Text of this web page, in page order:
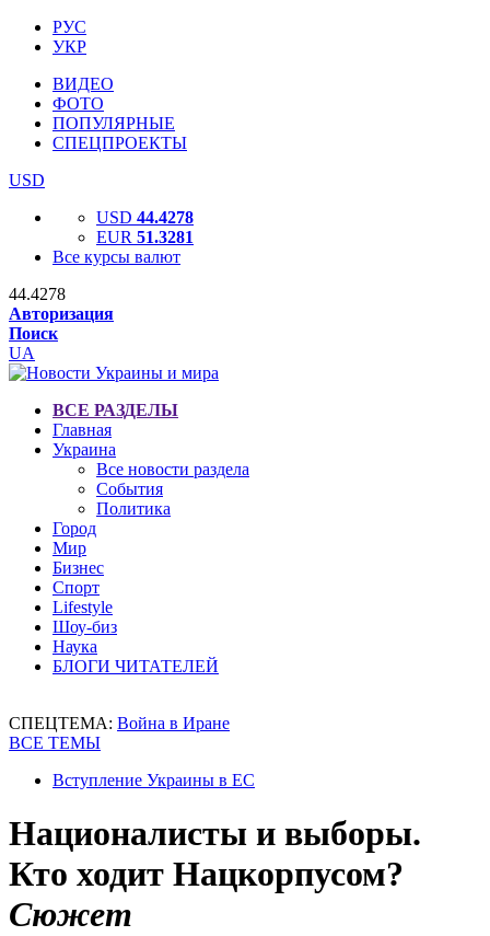
РУС
УКР
ВИДЕО
ФОТО
ПОПУЛЯРНЫЕ
СПЕЦПРОЕКТЫ
USD
USD 44.4278
EUR 51.3281
Все курсы валют
44.4278
Авторизация
Поиск
UA
ВСЕ РАЗДЕЛЫ
Главная
Украина
Все новости раздела
События
Политика
Город
Мир
Бизнес
Спорт
Lifestyle
Шоу-биз
Наука
БЛОГИ ЧИТАТЕЛЕЙ
СПЕЦТЕМА: Война в Иране
ВСЕ ТЕМЫ
Вступление Украины в ЕС
Националисты и выборы.
Кто ходит Нацкорпусом?
Сюжет